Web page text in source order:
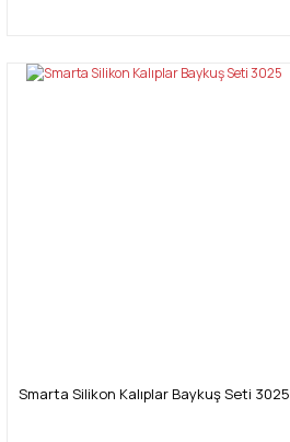
Smarta Silikon Kalıplar Baykuş Seti 3025